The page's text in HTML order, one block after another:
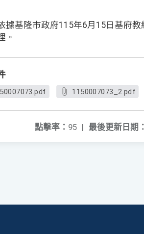
據基隆市政府115年6月15日基府
。
1150007073_2.pdf
最後更新日期：
點擊率： 95 |